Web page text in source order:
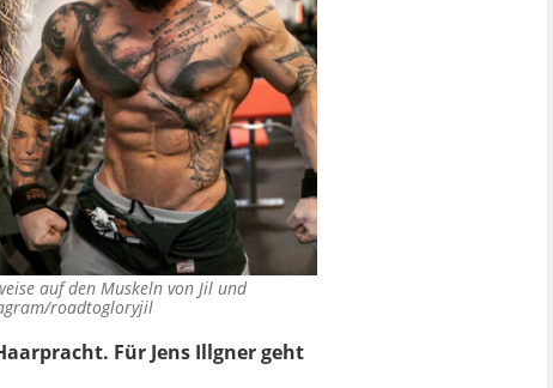
auf den Muskeln von Jil und
roadtogloryjil
Für Jens Illgner geht